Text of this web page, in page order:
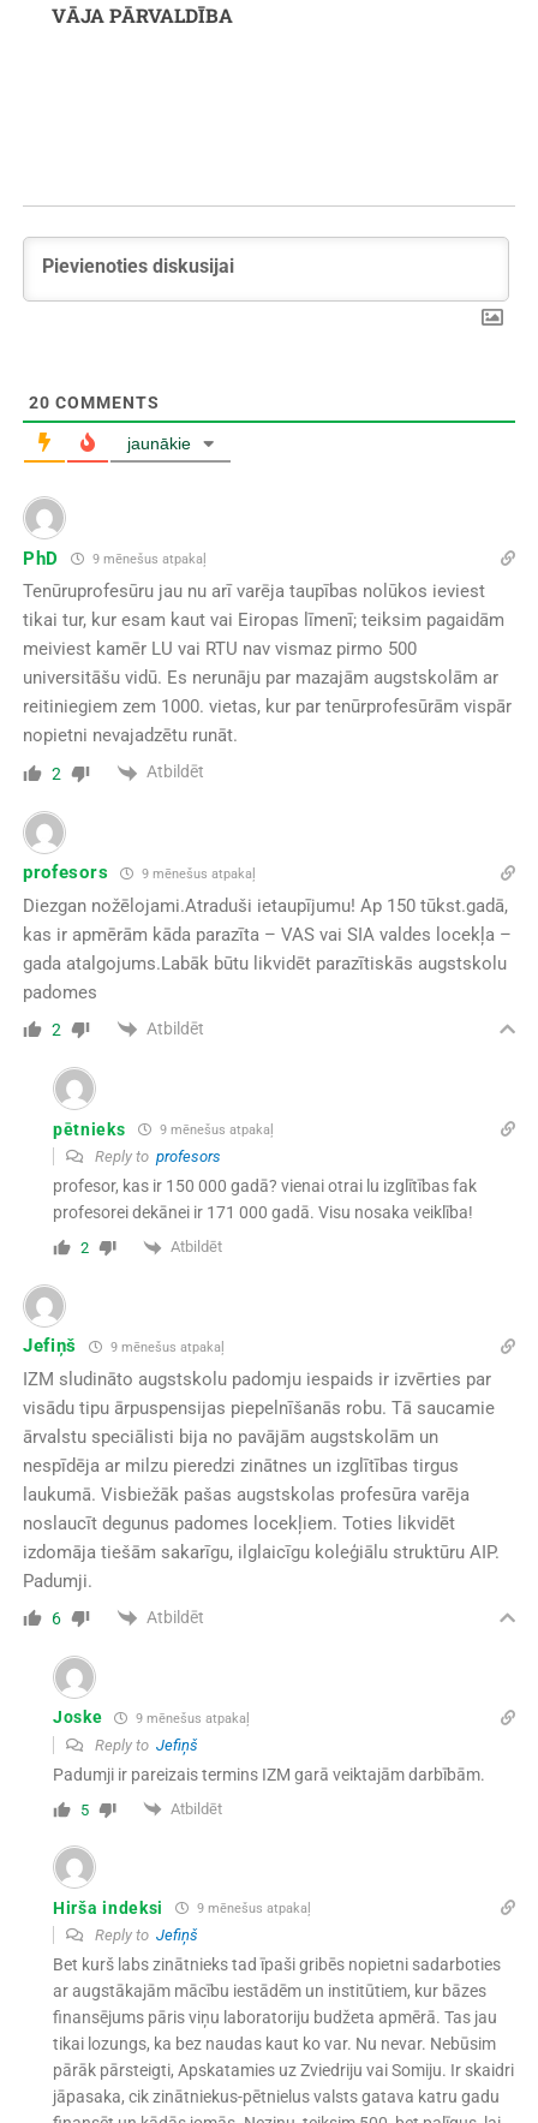
VĀJA PĀRVALDĪBA
20 COMMENTS
jaunākie
PhD 9 mēnešus atpakaļ
Tenūruprofesūru jau nu arī varēja taupības nolūkos ieviest
tikai tur, kur esam kaut vai Eiropas līmenī; teiksim pagaidām
meiviest kamēr LU vai RTU nav vismaz pirmo 500
universitāšu vidū. Es nerunāju par mazajām augstskolām ar
reitiniegiem zem 1000. vietas, kur par tenūrprofesūrām vispār
nopietni nevajadzētu runāt.
2 Atbildēt
profesors 9 mēnešus atpakaļ
Diezgan nožēlojami.Atraduši ietaupījumu! Ap 150 tūkst.gadā,
kas ir apmērām kāda parazīta – VAS vai SIA valdes locekļa –
gada atalgojums.Labāk būtu likvidēt parazītiskās augstskolu
padomes
2 Atbildēt
pētnieks 9 mēnešus atpakaļ
Reply to profesors
profesor, kas ir 150 000 gadā? vienai otrai lu izglītības fak
profesorei dekānei ir 171 000 gadā. Visu nosaka veiklība!
2 Atbildēt
Jefiņš 9 mēnešus atpakaļ
IZM sludināto augstskolu padomju iespaids ir izvērties par
visādu tipu ārpuspensijas piepelnīšanās robu. Tā saucamie
ārvalstu speciālisti bija no pavājām augstskolām un
nespīdēja ar milzu pieredzi zinātnes un izglītības tirgus
laukumā. Visbiežāk pašas augstskolas profesūra varēja
noslaucīt degunus padomes locekļiem. Toties likvidēt
izdomāja tiešām sakarīgu, ilglaicīgu koleģiālu struktūru AIP.
Padumji.
6 Atbildēt
Joske 9 mēnešus atpakaļ
Reply to Jefiņš
Padumji ir pareizais termins IZM garā veiktajām darbībām.
5 Atbildēt
Hirša indeksi 9 mēnešus atpakaļ
Reply to Jefiņš
Bet kurš labs zinātnieks tad īpaši gribēs nopietni sadarboties
ar augstākajām mācību iestādēm un institūtiem, kur bāzes
finansējums pāris viņu laboratoriju budžeta apmērā. Tas jau
tikai lozungs, ka bez naudas kaut ko var. Nu nevar. Nebūsim
pārāk pārsteigti, Apskatamies uz Zviedriju vai Somiju. Ir skaidri
jāpasaka, cik zinātniekus-pētnielus valsts gatava katru gadu